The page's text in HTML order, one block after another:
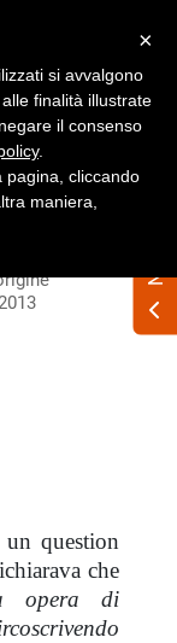
Accedi
unquestion
che
opera di
×
si avvalgono
finalità illustrate
il consenso
.
pagina, cliccando
maniera,